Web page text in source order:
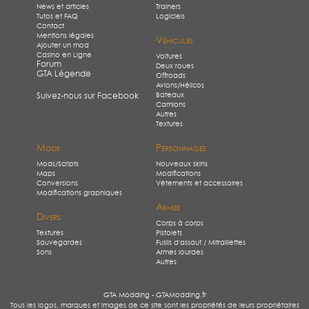
News et articles
Tutos et FAQ
Contact
Mentions légales
Ajouter un mod
Casino en Ligne
Forum
GTA Légende
Suivez-nous sur Facebook
Trainers
Logiciels
Véhicules
Voitures
Deux roues
Offroads
Avions/Hélicos
Bateaux
Camions
Autres
Textures
Mods
Mods/Scripts
Maps
Conversions
Modifications graphiques
Divers
Textures
Sauvegardes
Sons
Personnages
Nouveaux skins
Modifications
Vêtements et accessoires
Armes
Corps à corps
Pistolets
Fusils d'assaut / Mitraillettes
Armes lourdes
Autres
GTA Modding - GTAModding.fr
Tous les logos, marques et images de ce site sont les propriétés de leurs propriétaires